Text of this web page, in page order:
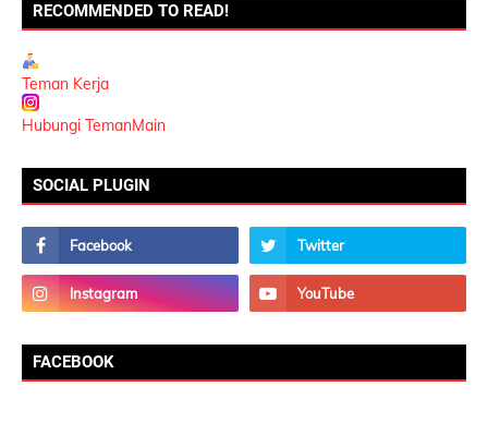
RECOMMENDED TO READ!
Teman Kerja
Hubungi TemanMain
SOCIAL PLUGIN
FACEBOOK